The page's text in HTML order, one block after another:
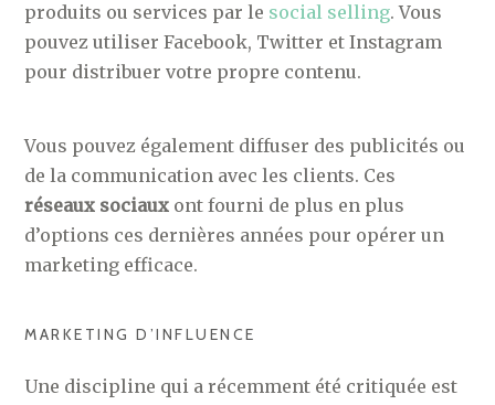
produits ou services par le social selling. Vous
pouvez utiliser Facebook, Twitter et Instagram
pour distribuer votre propre contenu.
Vous pouvez également diffuser des publicités ou
de la communication avec les clients. Ces
réseaux sociaux ont fourni de plus en plus
d’options ces dernières années pour opérer un
marketing efficace.
MARKETING D’INFLUENCE
Une discipline qui a récemment été critiquée est